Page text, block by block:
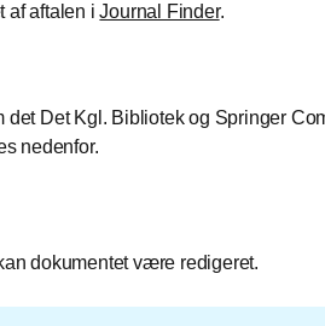
af aftalen iJournal Finder.
Det Kgl. Bibliotek og Springer
nedenfor.
dokumentet være redigeret.